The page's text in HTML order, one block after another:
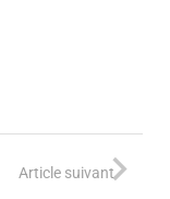
Article suivant